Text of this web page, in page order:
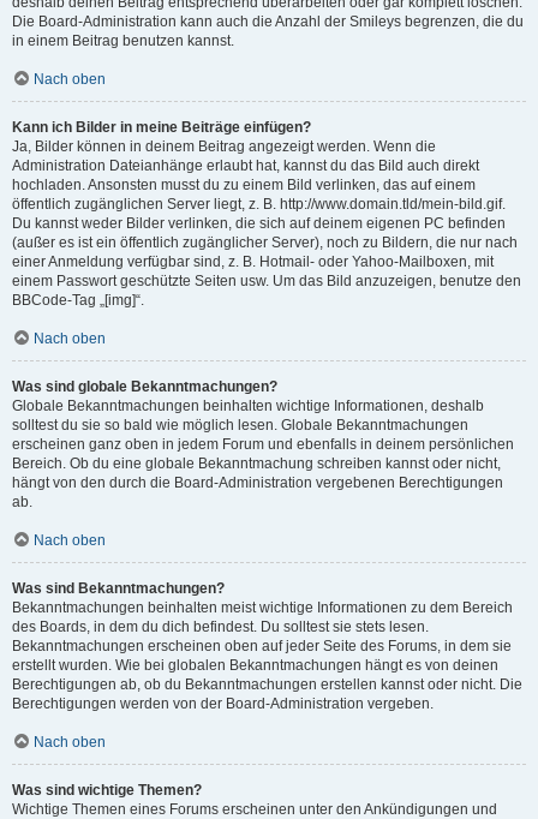
Die Board-Administration kann auch die Anzahl der Smileys begrenzen, die du
in einem Beitrag benutzen kannst.
Nach oben
Kann ich Bilder in meine Beiträge einfügen?
Ja, Bilder können in deinem Beitrag angezeigt werden. Wenn die
Administration Dateianhänge erlaubt hat, kannst du das Bild auch direkt
hochladen. Ansonsten musst du zu einem Bild verlinken, das auf einem
öffentlich zugänglichen Server liegt, z. B. http://www.domain.tld/mein-bild.gif.
Du kannst weder Bilder verlinken, die sich auf deinem eigenen PC befinden
(außer es ist ein öffentlich zugänglicher Server), noch zu Bildern, die nur nach
einer Anmeldung verfügbar sind, z. B. Hotmail- oder Yahoo-Mailboxen, mit
einem Passwort geschützte Seiten usw. Um das Bild anzuzeigen, benutze den
BBCode-Tag „[img]“.
Nach oben
Was sind globale Bekanntmachungen?
Globale Bekanntmachungen beinhalten wichtige Informationen, deshalb
solltest du sie so bald wie möglich lesen. Globale Bekanntmachungen
erscheinen ganz oben in jedem Forum und ebenfalls in deinem persönlichen
Bereich. Ob du eine globale Bekanntmachung schreiben kannst oder nicht,
hängt von den durch die Board-Administration vergebenen Berechtigungen
ab.
Nach oben
Was sind Bekanntmachungen?
Bekanntmachungen beinhalten meist wichtige Informationen zu dem Bereich
des Boards, in dem du dich befindest. Du solltest sie stets lesen.
Bekanntmachungen erscheinen oben auf jeder Seite des Forums, in dem sie
erstellt wurden. Wie bei globalen Bekanntmachungen hängt es von deinen
Berechtigungen ab, ob du Bekanntmachungen erstellen kannst oder nicht. Die
Berechtigungen werden von der Board-Administration vergeben.
Nach oben
Was sind wichtige Themen?
Wichtige Themen eines Forums erscheinen unter den Ankündigungen und